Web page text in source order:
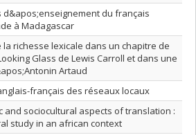
d&apos;enseignement du français
à Madagascar
la richesse lexicale dans un chapitre de
Glass de Lewis Carroll et dans une
Artaud
français des réseaux locaux
and sociocultural aspects of translation :
study in an african context